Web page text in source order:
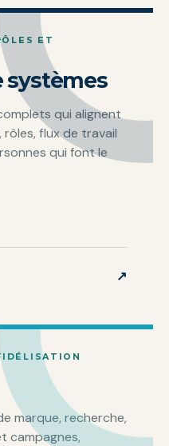
ET
systèmes
qui alignent
flux de travail
qui font le
↗
marque, recherche,
campagnes,